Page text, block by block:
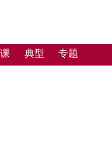
典型 专题